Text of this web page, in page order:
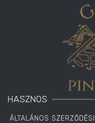
HASZNOS
ÁLTALÁNOS